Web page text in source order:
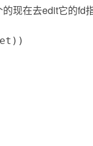
现在去edit它的fd
) )